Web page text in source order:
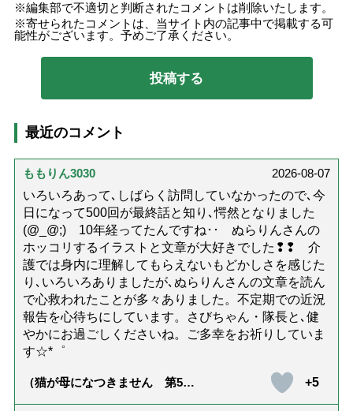
編集部で不適切と判断されたコメントは削除いたします。
寄せられたコメントは、当サイト内の記事中で掲載する可
能性がございます。予めご了承ください。
最近のコメント
ももりん3030
2026-08-07
いろいろあって､しばらく訪問していなかったので､今
日になって500回が最終話と知り､愕然となりました
(@_@;) 10年経ってたんですね･･ ぬらりんさんの
ホッコリするイラストと文章が大好きでした❢❢ 介
護では身内に理解してもらえないもどかしさを感じた
り､いろいろありましたが､ぬらりんさんの文章を読ん
で心救われたことが多々ありました。不定期での近況
報告を心待ちにしています。さびちゃん・隊長と､健
やかにお過ごしくださいね。ご多幸をお祈りしていま
す☆*゜
（猫が母になつきません 第500
+5